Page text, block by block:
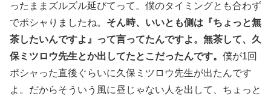
ったままズルズル延びてって。僕のタイミングとも合わず
でポシャりましたね。 そん時、いいとも側は『ちょっと無
茶したいんですよ』って言ってたんですよ。無茶して、久
保ミツロウ先生とか出してたとこだったんです。 僕が1回
ポシャった直後ぐらいに久保ミツロウ先生が出たんです
よ。だからそういう風に昼じゃない人を出して、ちょっと